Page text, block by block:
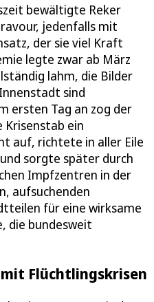
bewältigte Reker
jedenfalls mit
der sie viel Kraft
legte zwar ab März
lahm, die Bilder
sind
ersten Tag an zog der
Krisenstab ein
auf, richtete in aller Eile
sorgte später durch
Impfzentren in der
aufsuchenden
für eine wirksame
die bundesweit
Flüchtlingskrisen